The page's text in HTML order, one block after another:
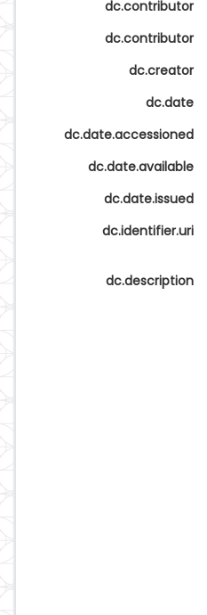
dc.contributor
dc.contributor
dc.creator
dc.date
dc.date.accessioned
dc.date.available
dc.date.issued
dc.identifier.uri
dc.description